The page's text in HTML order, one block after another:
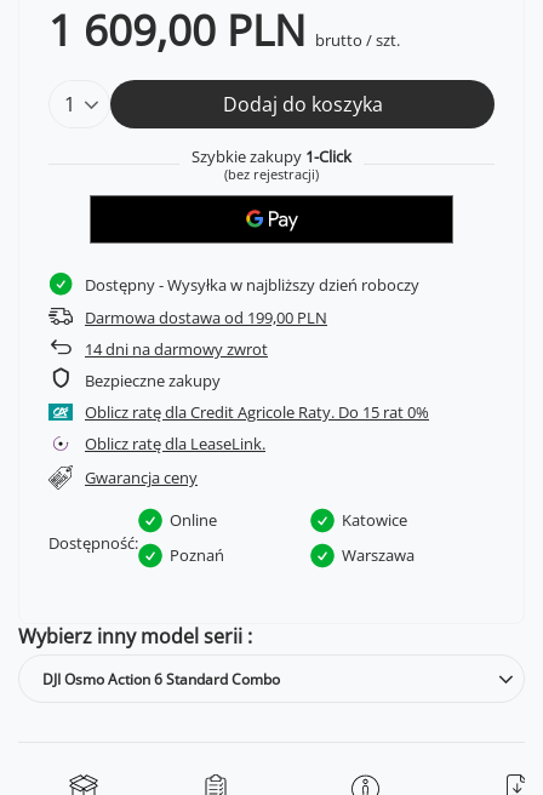
Wybierz inny model serii
DJI Osmo Action 6 Standard Combo
1 609,00 PLN brutto /szt.
Dodaj do koszyka
Szybkie zakupy 1-Click
(bez rejestracji)
Dostępny- Wysyłka w najbliższy dzień roboczy
Darmowa dostawa od 199,00 PLN
14dni na darmowy zwrot
Bezpieczne zakupy
Oblicz ratę dla Credit Agricole Raty.
Oblicz ratę dla LeaseLink.
Gwarancja ceny
Dostępność:
Online
Katowice
Poznań
Warszawa